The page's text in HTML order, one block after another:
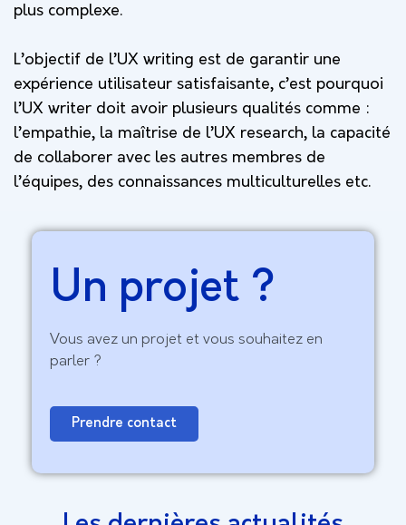
plus complexe.
L’objectif de l’UX writing est de garantir une
expérience utilisateur satisfaisante, c’est pourquoi
l’UX writer doit avoir plusieurs qualités comme :
l’empathie, la maîtrise de l’UX research, la capacité
de collaborer avec les autres membres de
l’équipes, des connaissances multiculturelles etc.
Un projet ?
Vous avez un projet et vous souhaitez en
parler ?
Prendre contact